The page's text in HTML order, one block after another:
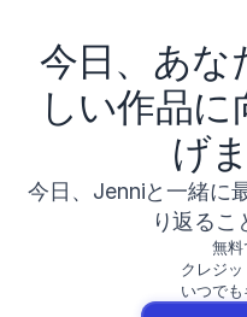
今日、あな
しい作品
げ
今日、Jenniと一緒に
り返るこ
無料
クレジ
いつで